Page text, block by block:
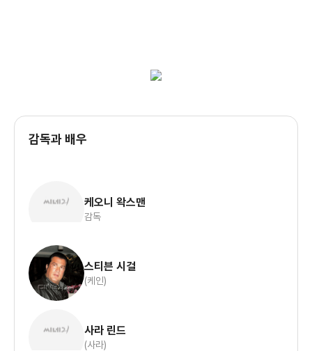
감독과 배우
케오니 왁스맨
감독
스티븐 시걸
(케인)
사라 린드
(사라)